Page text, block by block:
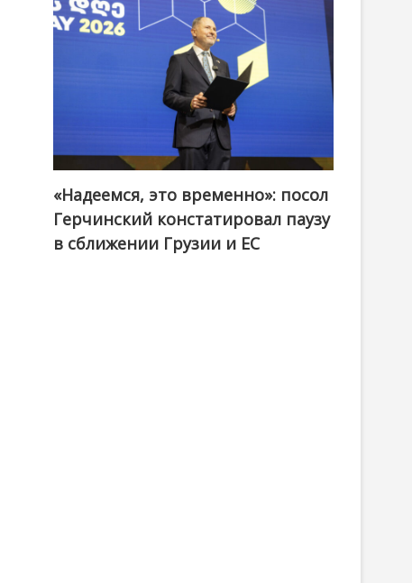
«Надеемся, это временно»: посол
Герчинский констатировал паузу
в сближении Грузии и ЕС